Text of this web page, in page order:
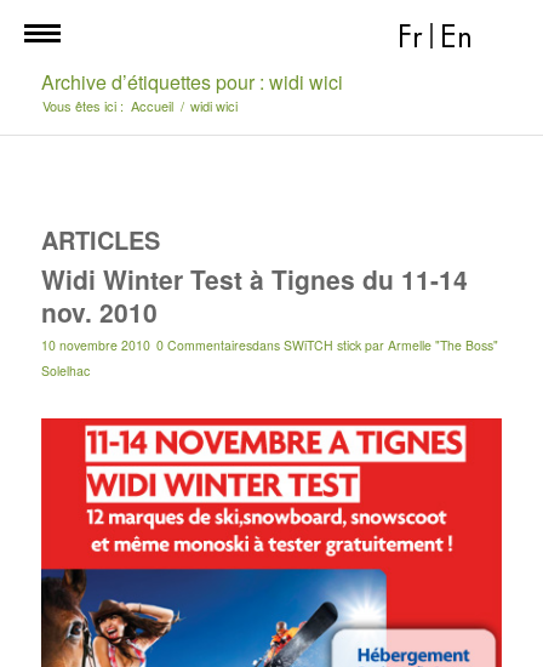
Fr En
Archive d’étiquettes pour : widi wici
Vous êtes ici : Accueil / widi wici
ARTICLES
Widi Winter Test à Tignes du 11-14
nov. 2010
10 novembre 2010 0 Commentairesdans SWiTCH stick par Armelle "The Boss"
Solelhac